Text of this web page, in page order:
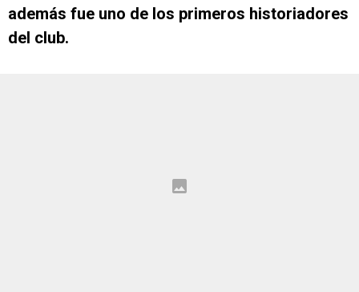
además fue uno de los primeros historiadores
del club.